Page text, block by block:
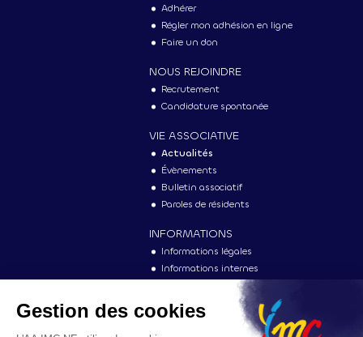
Adhérer
Régler mon adhésion en ligne
Faire un don
NOUS REJOINDRE
Recrutement
Candidature spontanée
VIE ASSOCIATIVE
Actualités
Évènements
Bulletin associatif
Paroles de résidents
INFORMATIONS
Informations légales
Informations internes
Vu dans la presse